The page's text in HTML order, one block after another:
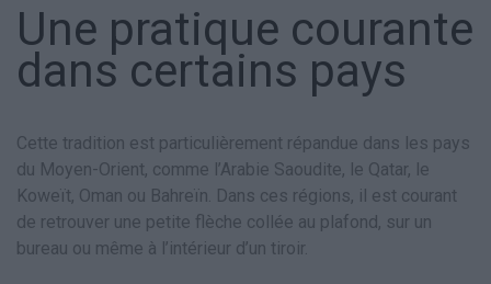
Une pratique courante
dans certains pays
Cette tradition est particulièrement répandue dans les pays
du Moyen-Orient, comme l’Arabie Saoudite, le Qatar, le
Koweït, Oman ou Bahreïn. Dans ces régions, il est courant
de retrouver une petite flèche collée au plafond, sur un
bureau ou même à l’intérieur d’un tiroir.